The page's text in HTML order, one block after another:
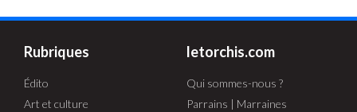
Rubriques
Édito
Art et culture
letorchis.com
Qui sommes-nous ?
Parrains | Marraines